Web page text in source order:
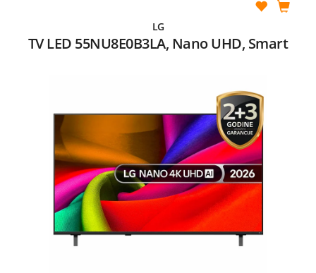
LG
TV LED 55NU8E0B3LA, Nano UHD, Smart